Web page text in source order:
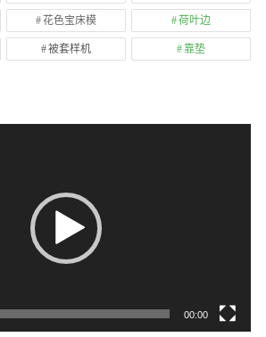
花色宝床模 荷叶边
被套样机 靠垫
00:00